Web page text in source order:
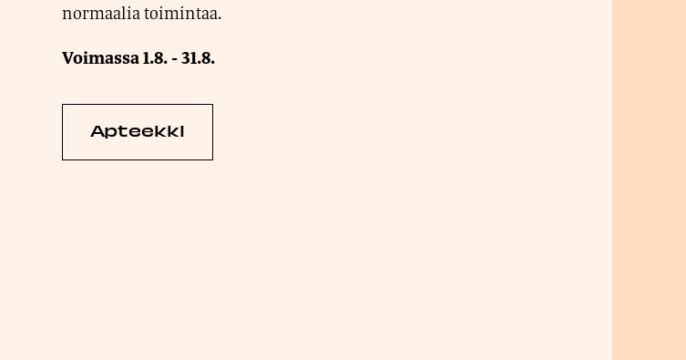
normaalia toimintaa.
Voimassa1.8. -31.8.
Apteekki